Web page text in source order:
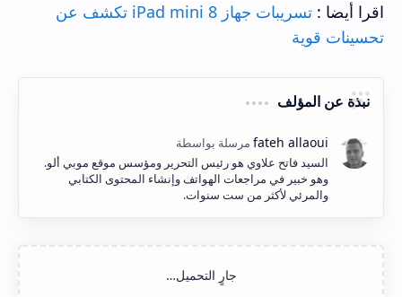
اقرا أيضا :
تسريبات جهاز iPad mini 8 تكشف عن
تحسينات قوية
نبذة عن المؤلف
السيد فاتح علاوي هو رئيس التحرير ومؤسس موقع موبي ألو.
وهو خبير في مراجعات الهواتف وإنشاء المحتوى الكتابي
والمرئي لأكثر من ست سنوات.